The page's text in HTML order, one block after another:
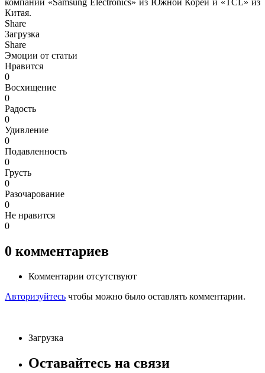
Китая.
Share
Загрузка
Share
Эмоции от статьи
Нравится
0
Восхищение
0
Радость
0
Удивление
0
Подавленность
0
Грусть
0
Разочарование
0
Не нравится
0
0 комментариев
Комментарии отсутствуют
Авторизуйтесь чтобы можно было оставлять комментарии.
Загрузка
Оставайтесь на связи